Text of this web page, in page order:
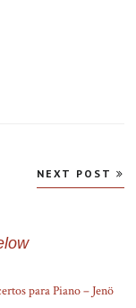
NEXT POST
para Piano – Jenö